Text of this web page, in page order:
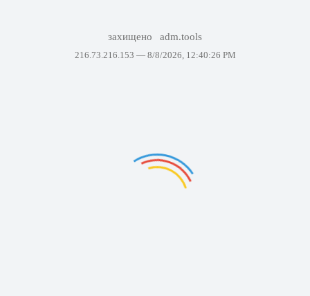
захищено adm.tools
216.73.216.153 — 8/8/2026, 12:40:26 PM